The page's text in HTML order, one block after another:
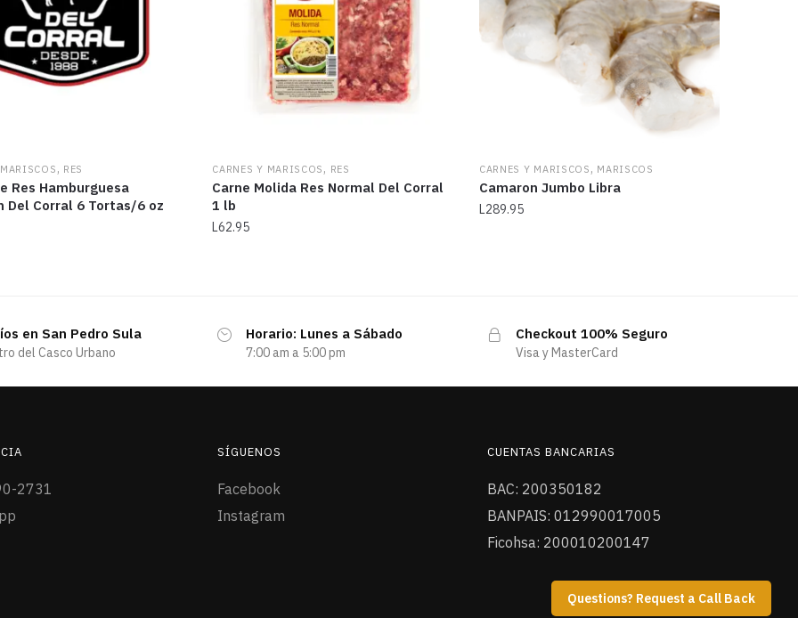
Questions? Request a Call Back
, RES
Res Hamburguesa
Del Corral 6 Tortas/6 oz
CARNES Y MARISCOS , RES
Carne Molida Res Normal Del Corral
1 lb
L62.95
CARNES Y MARISCOS , MARISCOS
Camaron Jumbo Libra
L289.95
en San Pedro Sula
del Casco Urbano
Horario: Lunes a Sábado
7:00 am a 5:00 pm
Checkout 100% Seguro
Visa y MasterCard
2731
SÍGUENOS
Facebook
Instagram
CUENTAS BANCARIAS
BAC: 200350182
BANPAIS: 012990017005
Ficohsa: 200010200147